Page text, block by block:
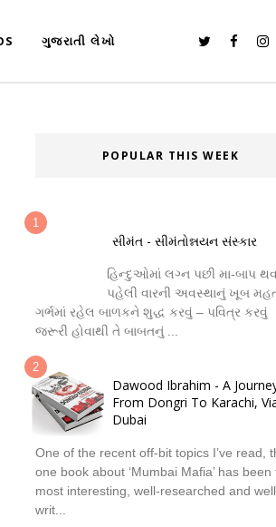
ગુજરાતી લેખો
POPULAR THIS WEEK
સીમંત - સીમંતોન્નયન સંસ્કાર
હિન્દુઓમાં લગ્ન પછી મા-બાપ
પહેલી વારની અવસ્થાનું ખૂબ
ગર્ભમાં રહેલ બાળકને શુદ્ધ કરવું – પવિત્ર કરવું
જરૂરી હોવાથી તે બાબતનું ...
Dawood Ibrahim - A
From Dongri To Karachi,
Dubai
One of the recent off-bit topics I’ve read,
one book about ‘Mumbai Mafia’ has been
most interesting, well-researched and
writ...